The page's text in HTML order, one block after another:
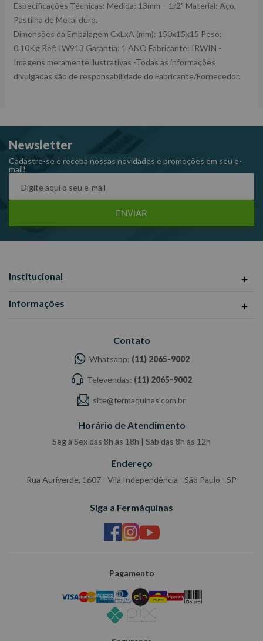
Especificações Técnicas: Medida: 13mm – 1/2" Material: Aço,
Pastilha de Metal duro.
Dimensões da Embalagem CxLxA (mm): 150x15x15 Peso:
0,10Kg Ref: IW913 Garantia: 1 ANO Fabricante: IRWIN -
Imagens meramente ilustrativas -Todas as informações
divulgadas são de responsabilidade do Fabricante/Fornecedor.
Newsletter
Cadastre-se e receba nossas novidades e promoções em seu e-
mail!
ENVIAR
Institucional
Informações
Contato
Whatsapp: (11) 2065-9002
Televendas: (11) 2065-9002
site@fermaquinas.com.br
Horário de Atendimento
Seg à Sex das 8h às 18h | Sáb das 8h às 12h
Endereço
Rua Auriverde, 1607 - Vila Independência - São Paulo - SP
Siga a Fermáquinas
Pagamento